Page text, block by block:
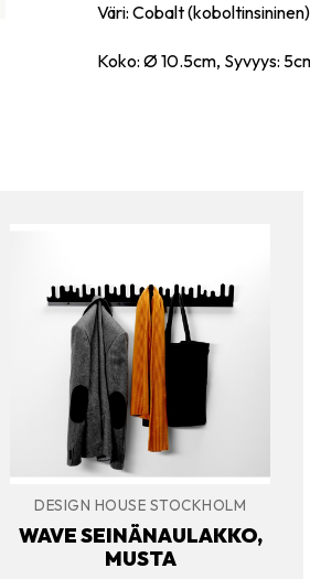
Väri: Cobalt (koboltinsininen)
Koko: Ø 10.5cm, Syvyys:
DESIGN HOUSE STOCKHOLM
WAVE SEINÄNAULAKKO,
MUSTA